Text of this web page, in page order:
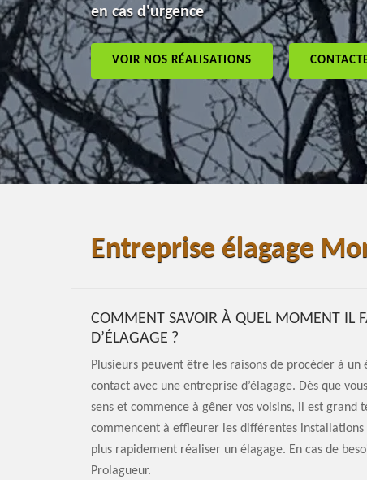
en cas d'urgence
VOIR NOS RÉALISATIONS
Entreprise élagage
COMMENT SAVOIR À QUEL MOMENT IL
D’ÉLAGAGE ?
Plusieurs peuvent être les raisons de procéder à
contact avec une entreprise d’élagage. Dès que
sens et commence à gêner vos voisins, il est grand
commencent à effleurer les différentes
plus rapidement réaliser un élagage. En cas de
Prolagueur.